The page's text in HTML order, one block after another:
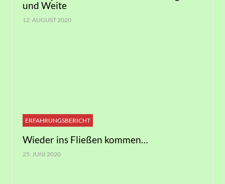
und Weite
12. AUGUST 2020
ERFAHRUNGSBERICHT
Wieder ins Fließen kommen…
25. JUNI 2020